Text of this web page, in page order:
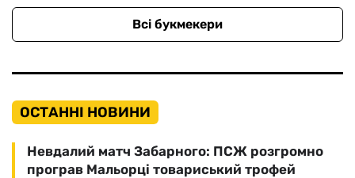
Всі букмекери
ОСТАННІ НОВИНИ
Невдалий матч Забарного: ПСЖ розгромно
програв Мальорці товариський трофей